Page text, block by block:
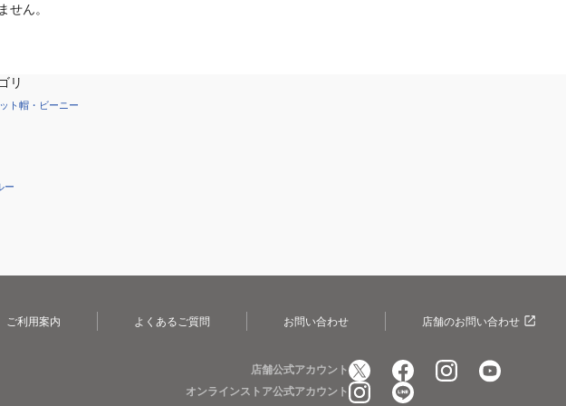
せん。
リ
ト帽・ビーニー
ー
ご利用案内 よくあるご質問 お問い合わせ 店舗のお問い合わせ
店舗公式アカウント
オンラインストア公式アカウント